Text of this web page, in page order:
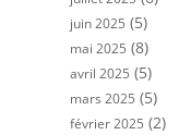
juin 2025 (5)
mai 2025 (8)
avril 2025 (5)
mars 2025 (5)
février 2025 (2)